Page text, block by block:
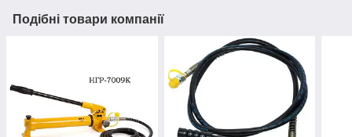
Подібні товари компанії